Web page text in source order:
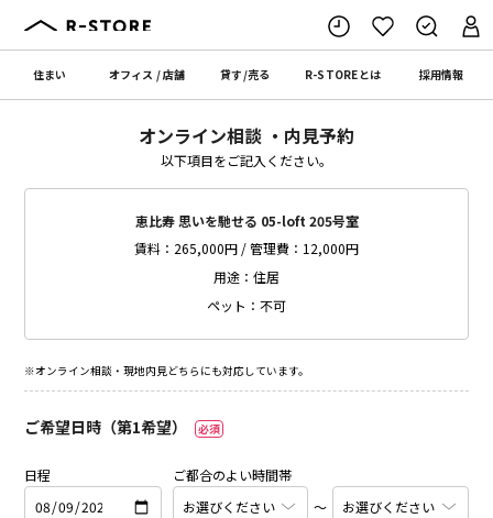
住まい オフィス /店舗 貸す/売る R-STOREとは 採用情報
オンライン相談 ・内見予約
以下項目をご記入ください。
恵比寿 思いを馳せる 05-loft 205号室
賃料：265,000円 / 管理費：12,000円
用途：住居
ペット：不可
※オンライン相談・現地内見どちらにも対応しています。
ご希望日時（第1希望） 必須
日程
ご都合のよい時間帯
〜